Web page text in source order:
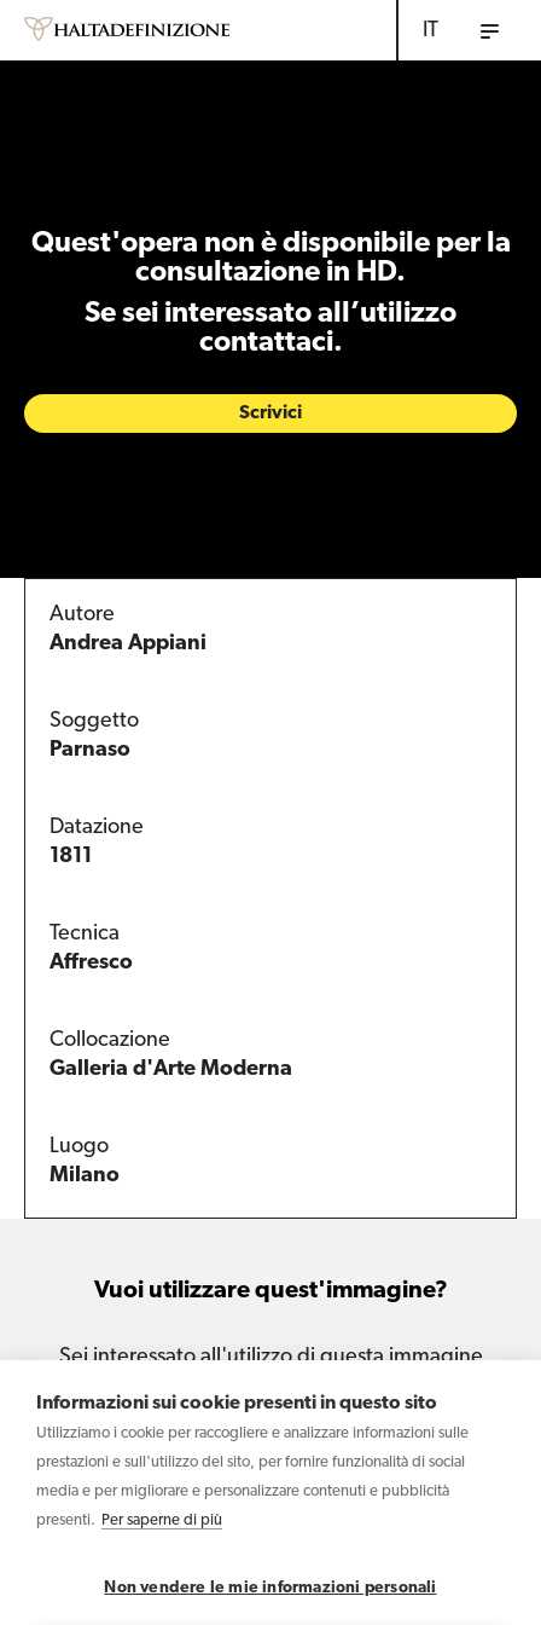
Informazioni sui cookie presenti in questo sito
Utilizziamo i cookie per raccogliere e analizzare informazioni sulle
prestazioni e sull'utilizzo del sito, per fornire funzionalità di social
media e per migliorare e personalizzare contenuti e pubblicità
presenti.
Per saperne di più
Non vendere le mie informazioni personali
IT
Quest'opera non è disponibile per la
consultazione in HD.
Se sei interessato all’utilizzo
contattaci.
Scrivici
Autore
Andrea Appiani
Soggetto
Parnaso
Datazione
1811
Tecnica
Affresco
Collocazione
Galleria d'Arte Moderna
Luogo
Milano
Vuoi utilizzare quest'immagine?
Sei interessato all'utilizzo di questa immagine
per le tue attività e i tuoi progetti?
Scrivi
P.IVA IT04031340369